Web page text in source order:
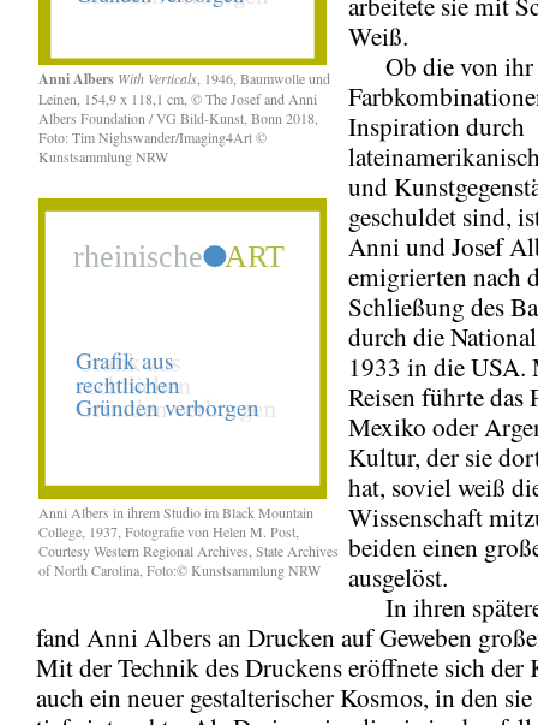
Anni Albers With Verticals , 1946, Baumwolle und
Leinen, 154,9 x 118,1 cm, © The Josef and Anni
Albers Foundation / VG Bild-Kunst, Bonn 2018,
Foto: Tim Nighswander/Imaging4Art ©
Kunstsammlung NRW
Anni Albers in ihrem Studio im Black Mountain
College, 1937, Fotografie von Helen M. Post,
Courtesy Western Regional Archives, State Archives
of North Carolina, Foto:© Kunstsammlung NRW
Weiß.
Ob die von ihr
Inspiration durch
und
geschuldet sind,
Anni und Josef
emigrierten nach
Schließung des
durch die
1933 in die USA.
Reisen führte das
Mexiko oder
Kultur, der sie
hat, soviel weiß
Wissenschaft
beiden einen
ausgelöst.
In ihren
fand Anni Albers an Drucken auf Geweben
Mit der Technik des Druckens eröffnete sich der
auch ein neuer gestalterischer Kosmos, in den